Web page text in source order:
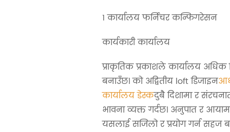
1 कार्यालय फर्निचर कन्फिगरेसन
कार्यकारी कार्यालय
प्राकृतिक प्रकाशले कार्यालय अधिक
बनाउँछ। को अद्वितीय loft डिजाइन
कार्यालय डेस्कदुबै दिशामा र
भावना व्यक्त गर्दछ। अनुपात र
यसलाई सजिलो र प्रयोग गर्न सहज